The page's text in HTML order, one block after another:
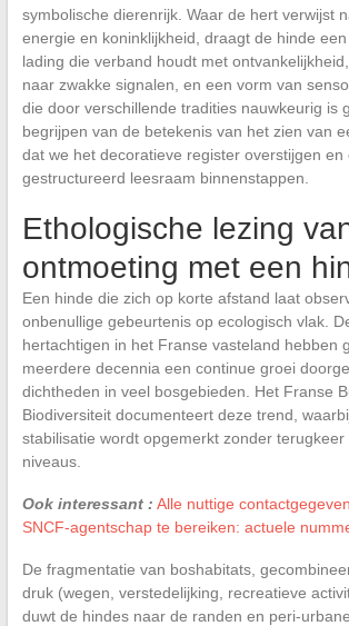
symbolische dierenrijk. Waar de hert verwijst
energie en koninklijkheid, draagt de hinde
lading die verband houdt met
naar zwakke signalen, en een vorm van
die door verschillende tradities nauwkeurig is
begrijpen van de betekenis van het zien van
dat we het decoratieve register overstijgen en
gestructureerd leesraam binnenstappen.
Ethologische lezing
ontmoeting met een
Een hinde die zich op korte afstand laat
onbenullige gebeurtenis op ecologisch vlak.
hertachtigen in het Franse vasteland hebben
meerdere decennia een continue groei
dichtheden in veel bosgebieden. Het Franse
Biodiversiteit documenteert deze trend,
stabilisatie wordt opgemerkt zonder
niveaus.
Ook interessant : Alle nuttige
SNCF-agentschap te bereiken: actuele
De fragmentatie van boshabitats,
druk (wegen, verstedelijking, recreatieve
duwt de hindes naar de randen en peri-